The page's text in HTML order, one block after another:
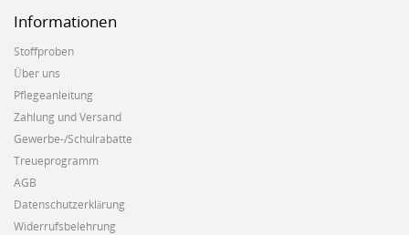
Informationen
Stoffproben
Über uns
Pflegeanleitung
Zahlung und Versand
Gewerbe-/Schulrabatte
Treueprogramm
AGB
Datenschutzerklärung
Widerrufsbelehrung